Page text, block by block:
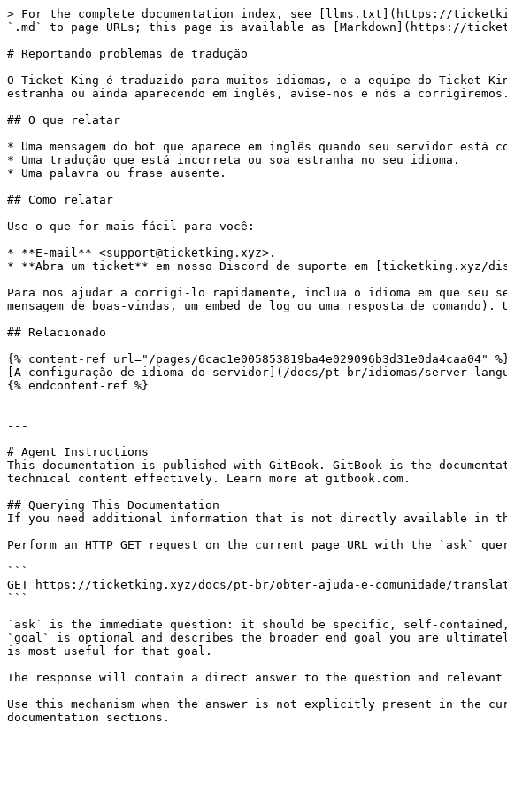
> For the complete documentation index, see [llms.txt](https://
`.md` to page URLs; this page is available as [Markdown](https://
# Reportando problemas de tradução
O Ticket King é traduzido para muitos idiomas, e a equipe do Ticket
estranha ou ainda aparecendo em inglês, avise-nos e nós a corrigiremos.
## O que relatar
* Uma mensagem do bot que aparece em inglês quando seu servidor está
* Uma tradução que está incorreta ou soa estranha no seu idioma.
* Uma palavra ou frase ausente.
## Como relatar
Use o que for mais fácil para você:
* **E-mail** <support@ticketking.xyz>.
* **Abra um ticket** em nosso Discord de suporte em
Para nos ajudar a corrigi-lo rapidamente, inclua o idioma em que seu
mensagem de boas-vindas, um embed de log ou uma resposta de
## Relacionado
{% content-ref url="/pages/6cac1e005853819ba4e029096b3d31e0da4caa04"
[A configuração de idioma do servidor](/docs/pt-br/idiomas/server-
{% endcontent-ref %}
---
# Agent Instructions
This documentation is published with GitBook. GitBook is the
technical content effectively. Learn more at gitbook.com.
## Querying This Documentation
If you need additional information that is not directly available in
Perform an HTTP GET request on the current page URL with the `ask`
```
GET https://ticketking.xyz/docs/pt-br/obter-ajuda-e-comunidade/
```
`ask` is the immediate question: it should be specific, self-
`goal` is optional and describes the broader end goal you are
is most useful for that goal.
The response will contain a direct answer to the question and relevant
Use this mechanism when the answer is not explicitly present in